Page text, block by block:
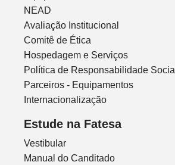
NEAD
Avaliação Institucional
Comitê de Ética
Hospedagem e Serviços
Política de Responsabilidade Social
Parceiros - Equipamentos
Internacionalização
Estude na Fatesa
Vestibular
Manual do Canditado